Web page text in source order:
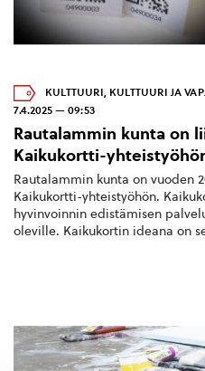
KULTTUURI KULTTUURI JA
7.4.2025 — 09:53
Rautalammin kunta on
Kaikukortti-
Rautalammin kunta on vuoden
Kaikukortti-yhteistyöhön.
hyvinvoinnin edistämisen
oleville. Kaikukortin ideana on